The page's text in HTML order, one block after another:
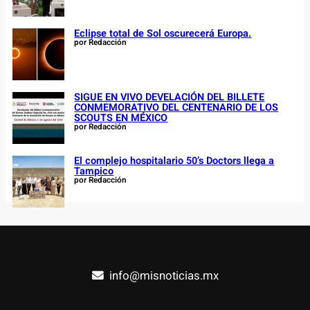
Eclipse total de Sol oscurecerá Europa.
por Redacción
SIGUE EN VIVO DEVELACIÓN DEL BILLETE
CONMEMORATIVO DEL CENTENARIO DE LOS
SCOUTS EN MÉXICO
por Redacción
El complejo hospitalario 50’s Doctors llega a
Tampico
por Redacción
info@misnoticias.mx